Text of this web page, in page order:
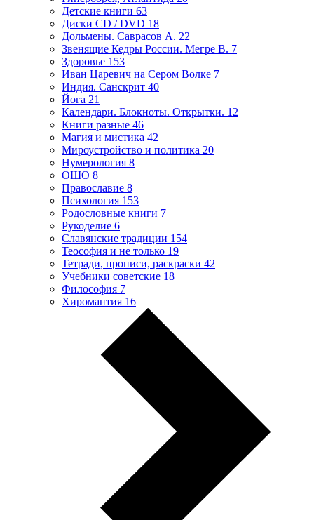
Детские книги 63
Диски CD / DVD 18
Дольмены. Саврасов А. 22
Звенящие Кедры России. Мегре В. 7
Здоровье 153
Иван Царевич на Сером Волке 7
Индия. Санскрит 40
Йога 21
Календари. Блокноты. Открытки. 12
Книги разные 46
Магия и мистика 42
Мироустройство и политика 20
Нумерология 8
ОШО 8
Православие 8
Психология 153
Родословные книги 7
Рукоделие 6
Славянские традиции 154
Теософия и не только 19
Тетради, прописи, раскраски 42
Учебники советские 18
Философия 7
Хиромантия 16